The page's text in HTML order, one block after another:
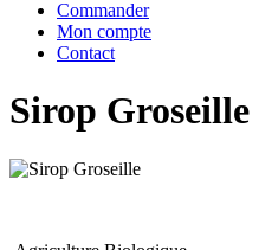
Commander
Mon compte
Contact
Sirop Groseille